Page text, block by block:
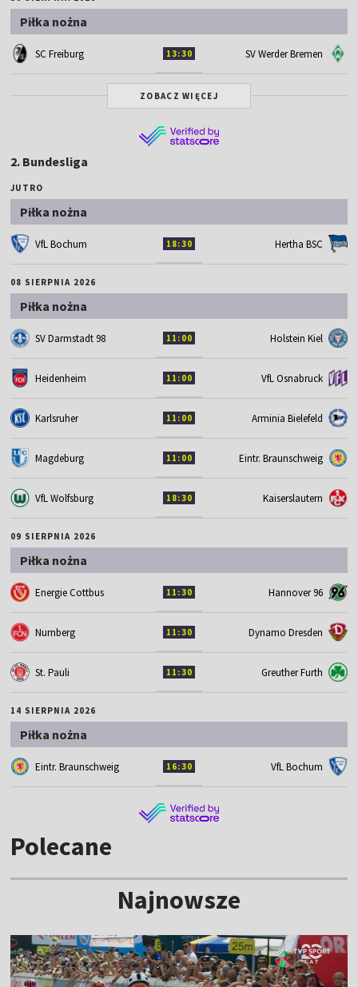
Piłka nożna
SC Freiburg 13:30 SV Werder Bremen
ZOBACZ WIĘCEJ
2. Bundesliga
JUTRO
Piłka nożna
VfL Bochum 18:30 Hertha BSC
08 SIERPNIA 2026
Piłka nożna
SV Darmstadt 98 11:00 Holstein Kiel
Heidenheim 11:00 VfL Osnabruck
Karlsruher 11:00 Arminia Bielefeld
Magdeburg 11:00 Eintr. Braunschweig
VfL Wolfsburg 18:30 Kaiserslautern
09 SIERPNIA 2026
Piłka nożna
Energie Cottbus 11:30 Hannover 96
Nurnberg 11:30 Dynamo Dresden
St. Pauli 11:30 Greuther Furth
14 SIERPNIA 2026
Piłka nożna
Eintr. Braunschweig 16:30 VfL Bochum
Polecane
Najnowsze